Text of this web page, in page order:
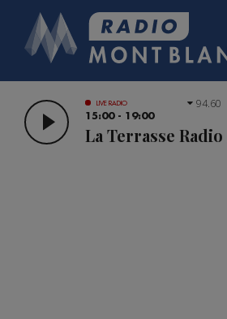
LIVE RADIO
15:00 - 19:00
94.60